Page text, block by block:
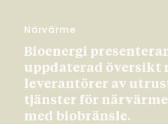
Närvärme
Bioenergi
uppdaterad översikt
leverantörer av
tjänster för
med biobränsle.